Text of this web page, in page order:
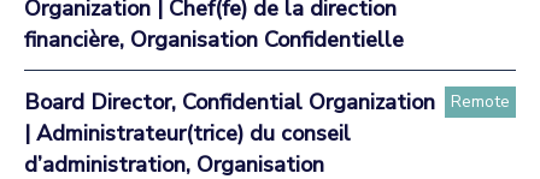
Organization | Chef(fe) de la direction
financière, Organisation Confidentielle
Board Director, Confidential Organization
| Administrateur(trice) du conseil
d’administration, Organisation
Remote